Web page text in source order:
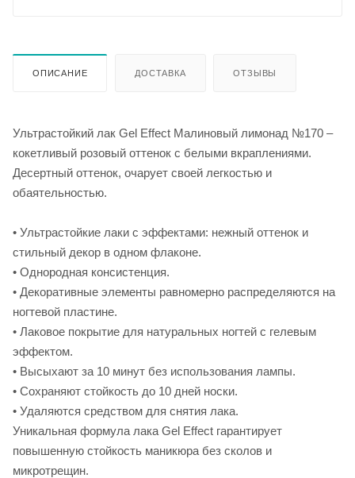
ОПИСАНИЕ ДОСТАВКА ОТЗЫВЫ
Ультрастойкий лак Gel Effect Малиновый лимонад №170 –
кокетливый розовый оттенок с белыми вкраплениями.
Десертный оттенок, очарует своей легкостью и
обаятельностью.
• Ультрастойкие лаки с эффектами: нежный оттенок и
стильный декор в одном флаконе.
• Однородная консистенция.
• Декоративные элементы равномерно распределяются на
ногтевой пластине.
• Лаковое покрытие для натуральных ногтей с гелевым
эффектом.
• Высыхают за 10 минут без использования лампы.
• Сохраняют стойкость до 10 дней носки.
• Удаляются средством для снятия лака.
Уникальная формула лака Gel Effect гарантирует
повышенную стойкость маникюра без сколов и
микротрещин.